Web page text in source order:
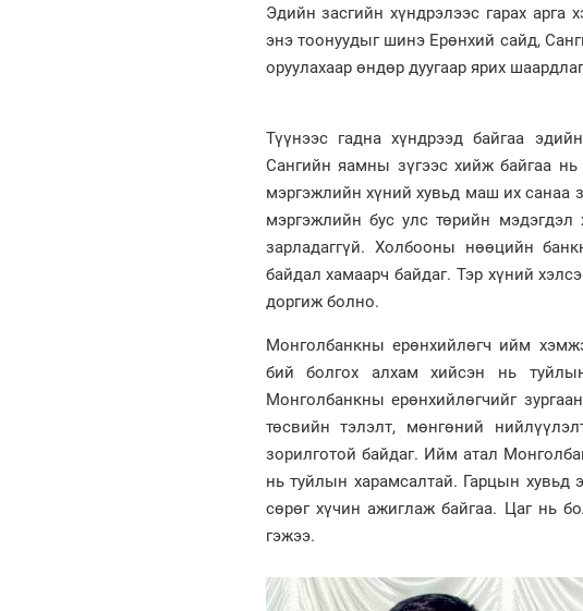
Эдийн засгийн хүндрэлээс гарах арга
энэ тоонуудыг шинэ Ерөнхий сайд,
оруулахаар өндөр дуугаар ярих
Түүнээс гадна хүндрээд байгаа
Сангийн яамны зүгээс хийж байгаа
мэргэжлийн хүний хувьд маш их санаа
мэргэжлийн бус улс төрийн
зарладаггүй. Холбооны нөөцийн
байдал хамаарч байдаг. Тэр хүний
доргиж болно.
Монголбанкны ерөнхийлөгч ийм
бий болгох алхам хийсэн нь
Монголбанкны ерөнхийлөгчийг
төсвийн тэлэлт, мөнгөний
зорилготой байдаг. Ийм атал
нь туйлын харамсалтай. Гарцын хувьд
сөрөг хүчин ажиглаж байгаа. Цаг нь
гэжээ.